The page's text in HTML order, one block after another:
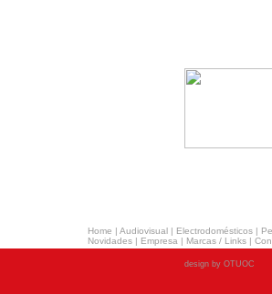
Home | Audiovisual | Electrodomésticos |
Novidades | Empresa | Marcas / Links |
design by OTUOC